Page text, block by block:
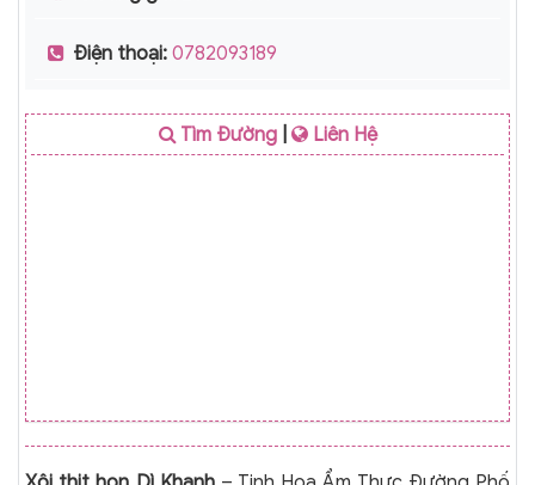
Điện thoại: 0782093189
Tìm Đường Liên Hệ